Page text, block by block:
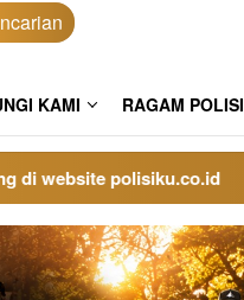
KAMI RAGAM POLISI
polisiku.co.id